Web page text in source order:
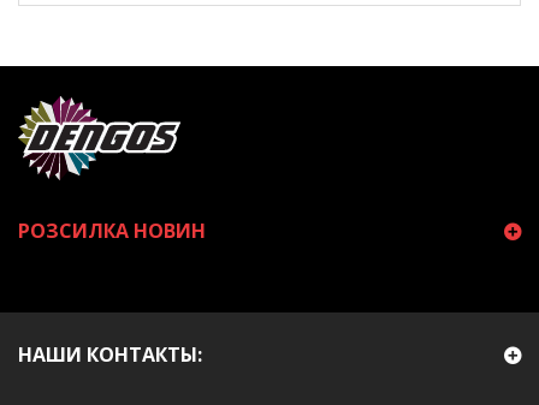
РОЗСИЛКА НОВИН
НАШИ КОНТАКТЫ: